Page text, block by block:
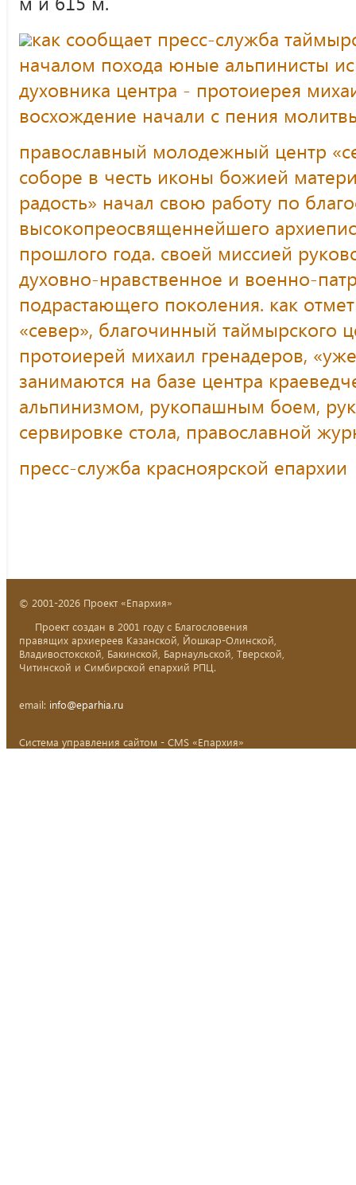
как сообщает пресс-служба
началом похода юные альпинисты
духовника центра - протоиерея
восхождение начали с пения
православный молодежный центр
соборе в честь иконы божией
радость» начал свою работу по
высокопреосвященнейшего
прошлого года. своей миссией
духовно-нравственное и военно-
подрастающего поколения. как
«север», благочинный таймырского
протоиерей михаил гренадеров,
занимаются на базе центра
альпинизмом, рукопашным боем,
сервировке стола, православной
пресс-служба красноярской епархии
© 2001-2026 Проект «Епархия»
Проект создан в 2001 году с Благословения
правящих архиереев Казанской, Йошкар-Олинской,
Владивостокской, Бакинской, Барнаульской, Тверской,
Читинской и Симбирской епархий РПЦ.
email: info@eparhia.ru
Система управления сайтом - CMS «Епархия»